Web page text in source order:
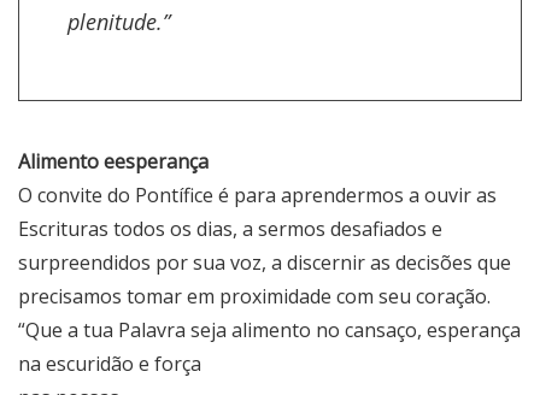
plenitude.”
Alimento eesperança
O convite do Pontífice é para aprendermos a ouvir as
Escrituras todos os dias, a sermos desafiados e
surpreendidos por sua voz, a discernir as decisões que
precisamos tomar em proximidade com seu coração.
“Que a tua Palavra seja alimento no cansaço, esperança
na escuridão e força